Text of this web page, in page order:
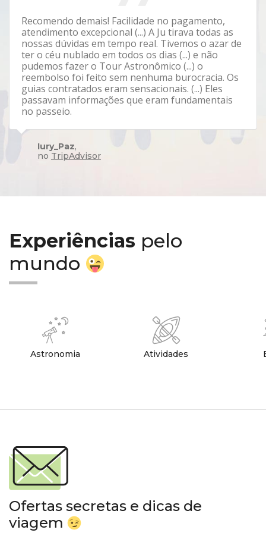
Recomendo demais! Facilidade no pagamento,
atendimento excepcional (...) A Ju tirava todas as
nossas dúvidas em tempo real. Tivemos o azar de
ter o céu nublado em todos os dias (...) e não
pudemos fazer o Tour Astronômico (...) o
reembolso foi feito sem nenhuma burocracia. Os
guias contratados eram sensacionais. (...) Eles
passavam informações que eram fundamentais
no passeio.
Iury_Paz,
no TripAdvisor
Experiências pelo
mundo
Astronomia Atividades
Ofertas secretas e dicas de
viagem